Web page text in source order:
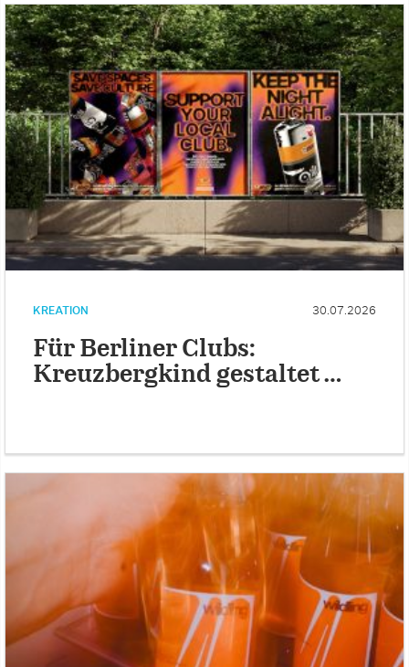
KREATION 30.07.2026
Für Berliner Clubs:
Kreuzbergkind gestaltet …